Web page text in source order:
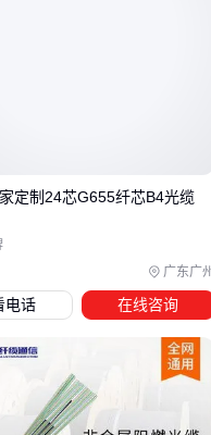
纤芯性能的影响
封连接器和防腐蚀涂层的
样关键。单模系统需要匹
多模系统则需注意收发器
广东广
定制24芯G655纤芯B4光缆
电话 在线咨询